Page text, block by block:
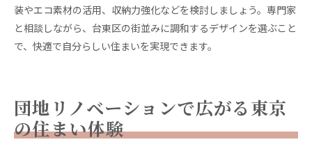
装やエコ素材の活用、収納力強化などを検討しましょう。専門家
と相談しながら、台東区の街並みに調和するデザインを選ぶこと
で、快適で自分らしい住まいを実現できます。
団地リノベーションで広がる東京
の住まい体験